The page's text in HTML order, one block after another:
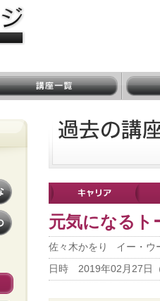
人
一覧 講師一
元気になるト
佐々木かをり イー・ウ
日時 2019年02月27日